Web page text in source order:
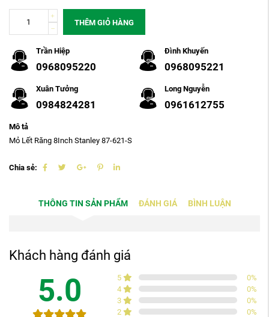
THÊM GIỎ HÀNG
Trần Hiệp
0968095220
Đình Khuyến
0968095221
Xuân Tưởng
0984824281
Long Nguyễn
0961612755
Mô tả
Mỏ Lết Răng 8Inch Stanley 87-621-S
Chia sẻ:
THÔNG TIN SẢN PHẨM ĐÁNH GIÁ BÌNH LUẬN
Khách hàng đánh giá
5.0 5 0%
4
0%
3
0%
2
0%